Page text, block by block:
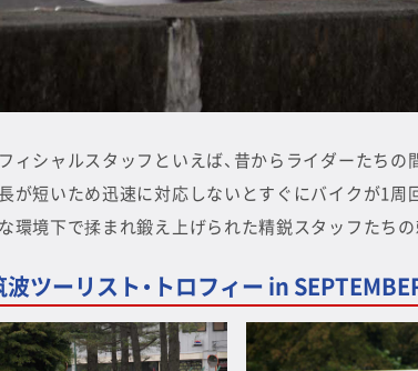
ィシャルスタッフといえば、昔からライダーたちの
が短いため迅速に対応しないとすぐにバイクが1周
環境下で揉まれ鍛え上げられた精鋭スタッフたち
ツーリスト・トロフィー in